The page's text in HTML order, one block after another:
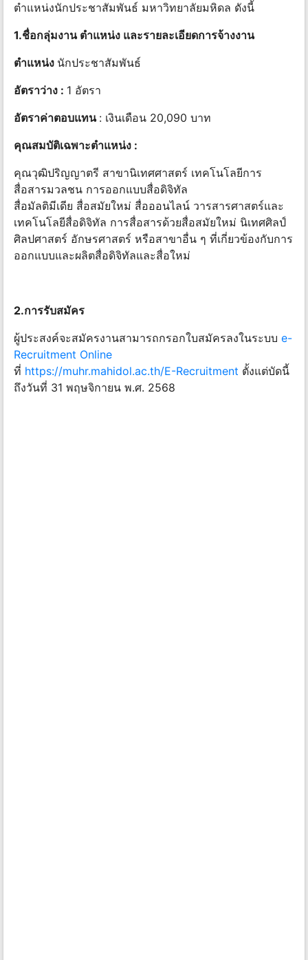
ตำแหน่งนักประชาสัมพันธ์ มหาวิทยาลัยมหิดล ดังนี้
1.ชื่อกลุ่มงาน ตำแหน่ง และรายละเอียดการจ้างงาน
ตำแหน่ง นักประชาสัมพันธ์
อัตราว่าง : 1 อัตรา
อัตราค่าตอบแทน : เงินเดือน 20,090 บาท
คุณสมบัติเฉพาะตำแหน่ง :
คุณวุฒิปริญญาตรี สาขานิเทศศาสตร์ เทคโนโลยีการ
สื่อสารมวลชน การออกแบบสื่อดิจิทัล
สื่อมัลติมีเดีย สื่อสมัยใหม่ สื่อออนไลน์ วารสารศาสตร์และ
เทคโนโลยีสื่อดิจิทัล การสื่อสารด้วยสื่อสมัยใหม่ นิเทศศิลป์
ศิลปศาสตร์ อักษรศาสตร์ หรือสาขาอื่น ๆ ที่เกี่ยวข้องกับการ
ออกแบบและผลิตสื่อดิจิทัลและสื่อใหม่
2.การรับสมัคร
ผู้ประสงค์จะสมัครงานสามารถกรอกใบสมัครลงในระบบ e-
Recruitment Online
ที่ https://muhr.mahidol.ac.th/E-Recruitment ตั้งแต่บัดนี้
ถึงวันที่ 31 พฤษจิกายน พ.ศ. 2568